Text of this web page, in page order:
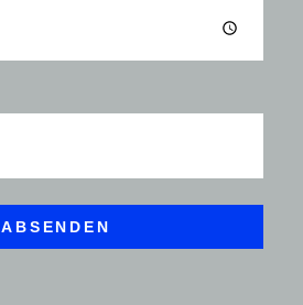
ABSENDEN